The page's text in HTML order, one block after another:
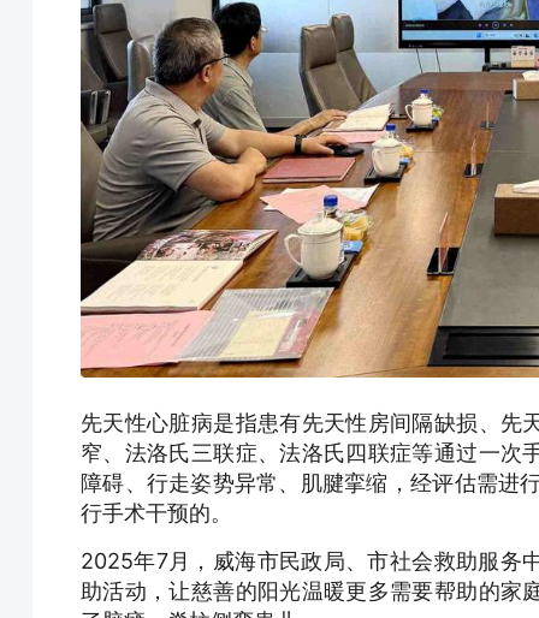
先天性心脏病是指患有先天性房间隔缺损、先
窄、法洛氏三联症、法洛氏四联症等通过一次
障碍、行走姿势异常、肌腱挛缩，经评估需进
行手术干预的。
2025年7月，威海市民政局、市社会救助服务
助活动，让慈善的阳光温暖更多需要帮助的家